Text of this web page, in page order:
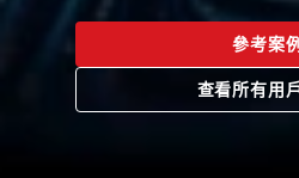
參考案例
查看所有用